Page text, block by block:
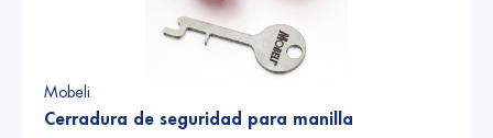
Mobeli
Cerradura de seguridad para manilla